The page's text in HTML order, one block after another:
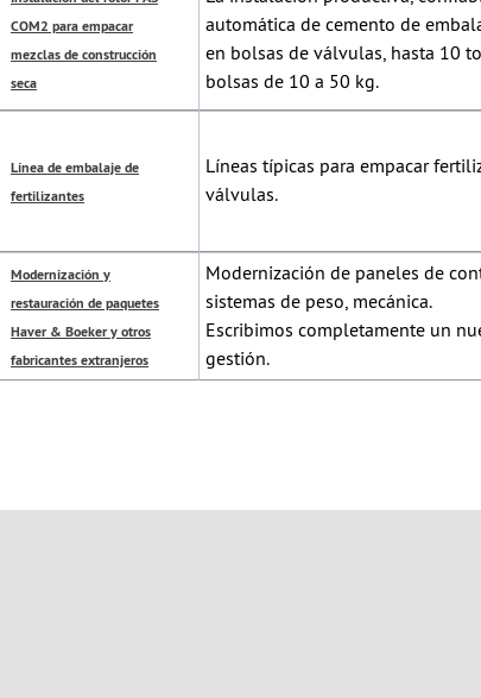
COM2 para empacar
mezclas de construcción
seca
automática de cemento de
en bolsas de válvulas, hasta 10
bolsas de 10 a 50 kg.
Línea de embalaje de
fertilizantes
Líneas típicas para empacar
válvulas.
Modernización y
restauración de paquetes
Haver & Boeker y otros
fabricantes extranjeros
Modernización de paneles de
sistemas de peso, mecánica.
Escribimos completamente un
gestión.